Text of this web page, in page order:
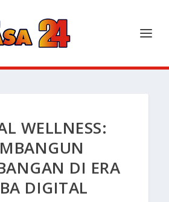
WELLNESS:
DI ERA
DIGITAL